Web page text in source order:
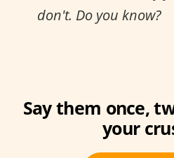
don't. Do you know?
Say them once,
your